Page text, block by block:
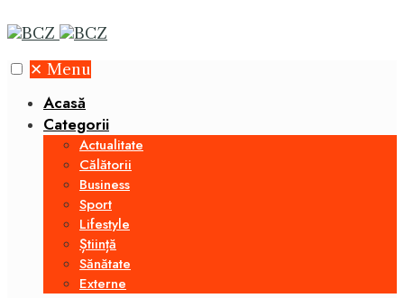
✕ Menu
Acasă
Categorii
Actualitate
Călătorii
Business
Sport
Lifestyle
Știință
Sănătate
Externe